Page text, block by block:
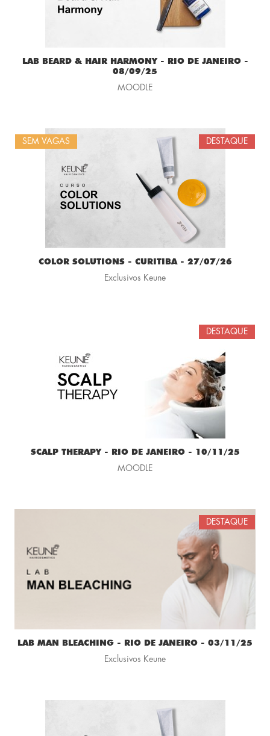
LAB BEARD & HAIR HARMONY - RIO DE JANEIRO -
08/09/25
MOODLE
SEM VAGAS DESTAQUE
COLOR SOLUTIONS - CURITIBA - 27/07/26
Exclusivos Keune
DESTAQUE
SCALP THERAPY - RIO DE JANEIRO - 10/11/25
MOODLE
DESTAQUE
LAB MAN BLEACHING - RIO DE JANEIRO - 03/11/25
Exclusivos Keune